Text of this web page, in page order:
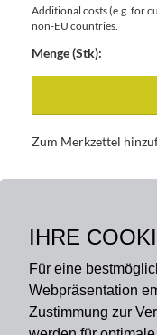
IHRE
Für eine
Webpräsentation
Zustimmung zur
Additional costs (e.g. for
non-EU countries.
Menge (Stk):
Zum Merkzettel
BESCHREIBUNG